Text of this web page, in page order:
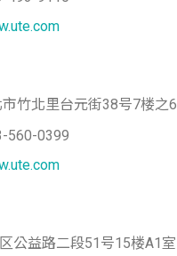
竹北里台元街38号7楼之6
560-0399
公益路二段51号15楼A1室